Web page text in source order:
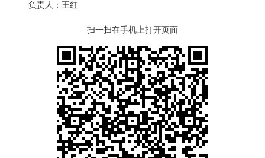
负责人：王红
扫一扫在手机上打开页面